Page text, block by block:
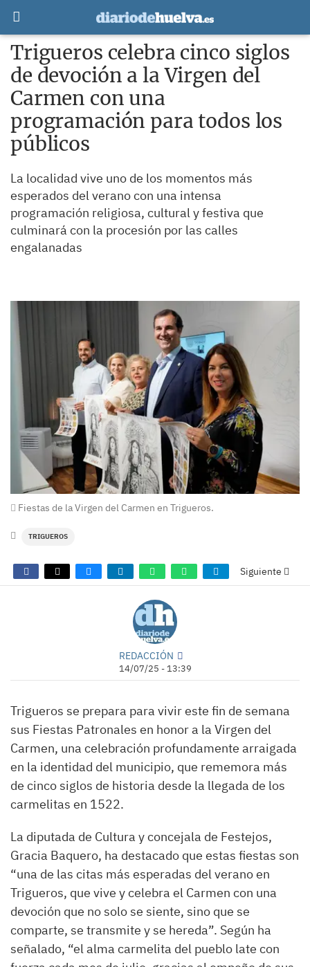
Trigueros celebra cinco siglos
de devoción a la Virgen del
Carmen con una
programación para todos los
públicos
La localidad vive uno de los momentos más
esperados del verano con una intensa
programación religiosa, cultural y festiva que
culminará con la procesión por las calles
engalanadas
Fiestas de la Virgen del Carmen en Trigueros.
TRIGUEROS
Siguiente
REDACCIÓN
14/07/25 - 13:39
Trigueros se prepara para vivir este fin de semana
sus Fiestas Patronales en honor a la Virgen del
Carmen, una celebración profundamente arraigada
en la identidad del municipio, que rememora más
de cinco siglos de historia desde la llegada de los
carmelitas en 1522.
La diputada de Cultura y concejala de Festejos,
Gracia Baquero, ha destacado que estas fiestas son
“una de las citas más esperadas del verano en
Trigueros, que vive y celebra el Carmen con una
devoción que no solo se siente, sino que se
comparte, se transmite y se hereda”. Según ha
señalado, “el alma carmelita del pueblo late con